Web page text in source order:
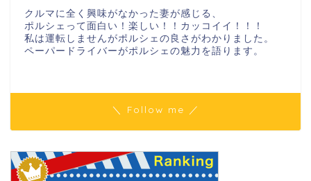
クルマに全く興味がなかった妻が感じる、
ポルシェって面白い！楽しい！！カッコイイ！！！
私は運転しませんがポルシェの良さがわかりました。
ペーパードライバーがポルシェの魅力を語ります。
＼ Follow me ／